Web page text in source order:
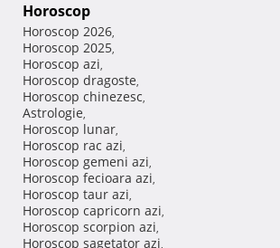
Horoscop
Horoscop 2026,
Horoscop 2025,
Horoscop azi,
Horoscop dragoste,
Horoscop chinezesc,
Astrologie,
Horoscop lunar,
Horoscop rac azi,
Horoscop gemeni azi,
Horoscop fecioara azi,
Horoscop taur azi,
Horoscop capricorn azi,
Horoscop scorpion azi,
Horoscop sagetator azi,